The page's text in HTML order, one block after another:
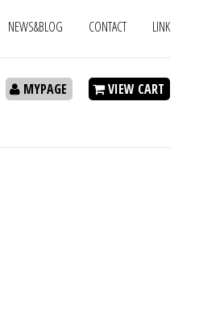
NEWS&BLOG CONTACT LINK
VIEW CART
MYPAGE